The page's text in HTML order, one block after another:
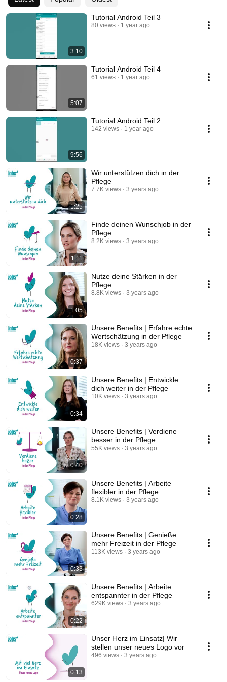
3:10
Tutorial Android Teil 3
80 views 1 year ago
5:07
Tutorial Android Teil 4
61 views 1 year ago
9:56
Tutorial Android Teil 2
142 views 1 year ago
1:25
Wir unterstützen dich in der
Pflege
7.7K views 3 years ago
1:11
Finde deinen Wunschjob in der
Pflege
8.2K views 3 years ago
1:05
Nutze deine Stärken in der
Pflege
8.8K views 3 years ago
0:37
Unsere Benefits | Erfahre echte
Wertschätzung in der Pflege
18K views 3 years ago
0:34
Unsere Benefits | Entwickle
dich weiter in der Pflege
10K views 3 years ago
0:40
Unsere Benefits | Verdiene
besser in der Pflege
55K views 3 years ago
0:28
Unsere Benefits | Arbeite
flexibler in der Pflege
8.1K views 3 years ago
0:33
Unsere Benefits | Genieße
mehr Freizeit in der Pflege
113K views 3 years ago
0:22
Unsere Benefits | Arbeite
entspannter in der Pflege
629K views 3 years ago
0:13
Unser Herz im Einsatz| Wir
stellen unser neues Logo vor
496 views 3 years ago